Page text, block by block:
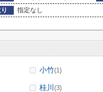
指定なし
小竹(1)
桂川 (3)